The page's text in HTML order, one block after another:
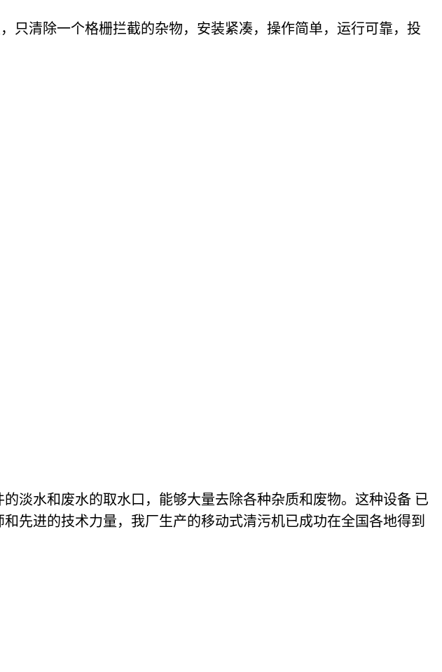
只清除一个格栅拦截的杂物，安装紧凑，操作简单，运行可靠，投
淡水和废水的取水口，能够大量去除各种杂质和废物。这种设备 已
先进的技术力量，我厂生产的移动式清污机已成功在全国各地得到